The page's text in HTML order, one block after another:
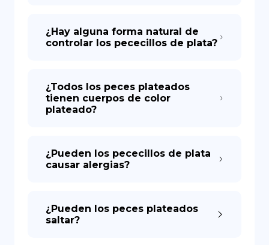
¿Hay alguna forma natural de
controlar los pececillos de plata?
¿Todos los peces plateados
tienen cuerpos de color
plateado?
¿Pueden los pececillos de plata
causar alergias?
¿Pueden los peces plateados
saltar?